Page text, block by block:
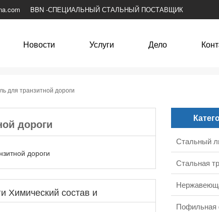
BBN -СПЕЦИАЛЬНЫЙ СТАЛЬНЫЙ ПОСТАВЩИК
Новости Услуги Дело
для транзитной дороги
дороги
Химический состав и
Стальный
Стальная
Пофильная